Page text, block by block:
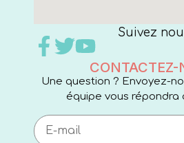
Suivez
CONTACTEZ-
Une question ? Envoyez-
équipe vous répondra